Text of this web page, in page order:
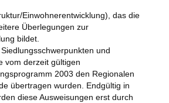
Einwohnerentwicklung), das die
Überlegungen zur
bildet.
und
vom derzeit gültigen
2003 den Regionalen
übertragen wurden. Endgültig in
diese Ausweisungen erst durch